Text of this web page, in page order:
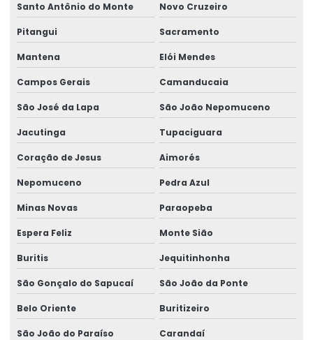
Medicina ocupacional
Medicina e segurança do trabalho
Medicina e segurança do trabalho empresas
Palestras de ergonomia para empresas
Perícia de ação revisional
Perícia de capacidade laborativa
Perícia de capacidade ocupacional
Perícia para concessão de benefícios
Perícia de ergonomia no posto de trabalho
Perícia ergonômica
Santo Antônio do Monte Novo Cruzeiro
Pitangui Sacramento
Mantena Elói Mendes
Campos Gerais Camanducaia
São José da Lapa São João Nepomuceno
Jacutinga Tupaciguara
Coração de Jesus Aimorés
Nepomuceno Pedra Azul
Minas Novas Paraopeba
Espera Feliz Monte Sião
Buritis Jequitinhonha
São Gonçalo do Sapucaí São João da Ponte
Belo Oriente Buritizeiro
São João do Paraíso Carandaí